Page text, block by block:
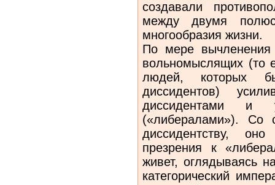
создавали
между двумя
многообразия жизни.
По мере
вольномыслящих (то
людей, которых
диссидентов)
диссидентами и
(«либералами»). Со
диссидентству,
презрения к
живет, оглядываясь
категорический